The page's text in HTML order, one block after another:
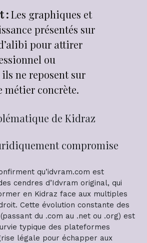
:Les graphiques et
présentés sur
pour attirer
ou
ne reposent sur
métier concrète.
de Kidraz
compromise
qu’idvram.com est
cendres d’Idvram original, qui
en Kidraz face aux multiples
Cette évolution constante des
du .com au .net ou .org) est
typique des plateformes
légale pour échapper aux